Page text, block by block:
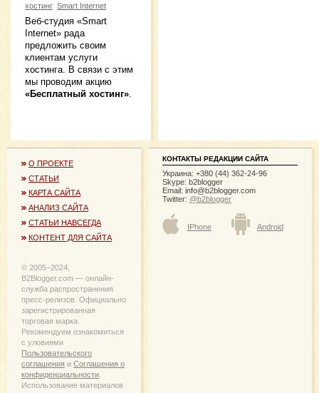
хостинг Smart Internet
Веб-студия «Smart
Internet» рада
предложить своим
клиентам услуги
хостинга. В связи с этим
мы проводим акцию
«Бесплатный хостинг».
О ПРОЕКТЕ
СТАТЬИ
КАРТА САЙТА
АНАЛИЗ САЙТА
СТАТЬИ НАВСЕГДА
КОНТЕНТ ДЛЯ САЙТА
© 2005−2024,
B2Blogger.com — онлайн-
служба распространения
пресс-релизов. Официально
зарегистрированная
торговая марка.
Рекомендуем ознакомиться
с уловиями
Пользовательского
соглашения и Соглашения о
конфиденциальности
Использование материалов
КОНТАКТЫ РЕДАКЦИИ САЙТА
Украина: +380 (44) 362-24-96
Skype: b2blogger
Email: info@b2blogger.com
Twitter: @b2blogger
IPhone Android